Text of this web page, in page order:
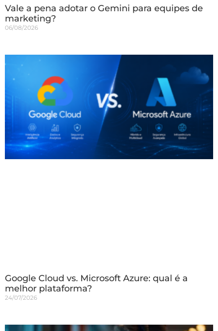
Vale a pena adotar o Gemini para equipes de
marketing?
06/08/2026
Google Cloud vs. Microsoft Azure: qual é a
melhor plataforma?
24/07/2026